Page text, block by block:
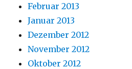
Februar 2013
Januar 2013
Dezember 2012
November 2012
Oktober 2012